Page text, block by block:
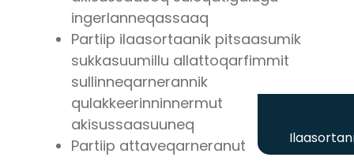
ingerlanneqassaaq
Partiip ilaasortaanik pitsaasumik
sukkasuumillu allattoqarfimmit
sullinneqarnerannik
qulakkeerinninnermut
akisussaasuuneq
Partiip attaveqarneranut